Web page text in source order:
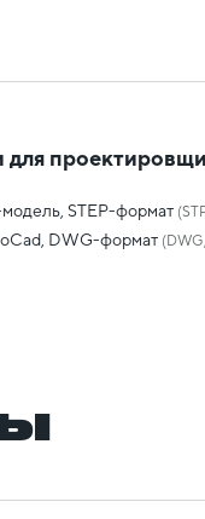
STEP-формат
DWG-формат